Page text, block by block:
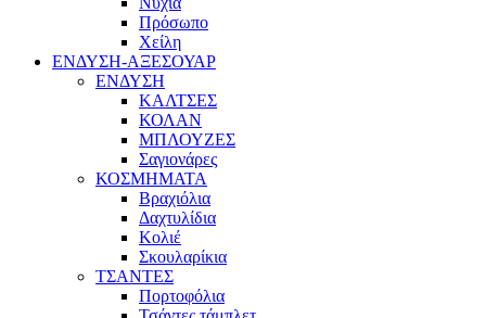
Πρόσωπο
Χείλη
ΕΝΔΥΣΗ-ΑΞΕΣΟΥΑΡ
ΕΝΔΥΣΗ
ΚΑΛΤΣΕΣ
ΚΟΛΑΝ
ΜΠΛΟΥΖΕΣ
Σαγιονάρες
ΚΟΣΜΗΜΑΤΑ
Βραχιόλια
Δαχτυλίδια
Κολιέ
Σκουλαρίκια
ΤΣΑΝΤΕΣ
Πορτοφόλια